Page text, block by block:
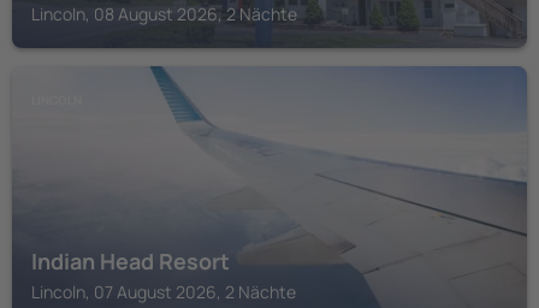
Lincoln, 08 August 2026, 2 Nächte
Indian Head Resort
Lincoln, 07 August 2026, 2 Nächte